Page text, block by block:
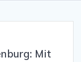
Mit